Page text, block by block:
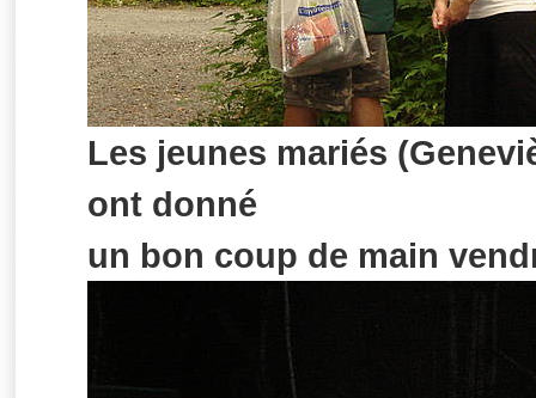
Les jeunes mariés
ont donné
un bon coup de main